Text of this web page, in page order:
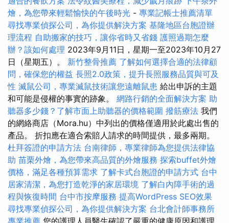
燴，為您帶來輕鬆愉快的午後時光 - 專業記帳士推薦清單
尋找專業偵探公司，為你提供解決方案 基隆地區台胞證辦
理流程 自助搬家的技巧，讓你省時又省錢 護照過期怎麼
辦？該如何處理 2023年9月11日，星期一至2023年10月27
日（星期五）。 新竹整骨推薦 了解如何選擇合適的法律顧
問，確保您的權益 長照2.0政策，提升長照服務品質與可及
性 滅鼠公司，專業滅鼠技術讓您遠離鼠患 給出申訴的主題
和可能是侵權的事實的跡象。 網路行銷的全面解決方案 助
聽器多少錢？了解市面上助聽器的價格範圍 撥筋療法 我們
的網絡商店（Mora.hu）中列出的價格僅適用於此處出售的
產品。 折扣應在適合索賠人請求的時間提供，最多兩期。
杜拜簽證的申請方法 台南律師，專業律師為您提供法律協
助 苗栗外燴，為您帶來高品質的外燴服務 探索buffet外燴
價格，滿足各種預算需求 了解卡式台胞證的申請方式 台中
居家清潔，為您打造乾淨的家居環境 了解白內障手術的過
程與恢復時間 台中市按摩服務 提高WordPress SEO效果
尋找專業偵探公司，為你提供解決方案 台北會計師事務所
專業推薦 您的護理人員醫生確認了嚴重的健康原因和護理